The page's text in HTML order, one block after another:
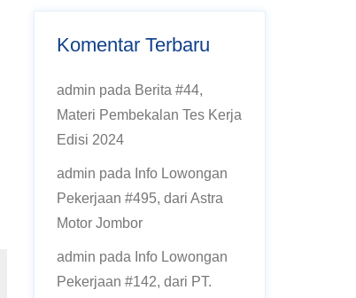
Komentar Terbaru
admin pada Berita #44,
Materi Pembekalan Tes Kerja
Edisi 2024
admin pada Info Lowongan
Pekerjaan #495, dari Astra
Motor Jombor
admin pada Info Lowongan
Pekerjaan #142, dari PT.